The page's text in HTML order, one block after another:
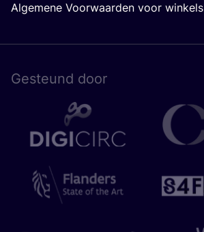
Algemene Voorwaarden voor winkels
Gesteund door